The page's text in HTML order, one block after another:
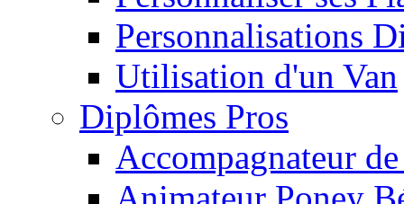
Personnalisations
Utilisation d'un Van
Diplômes Pros
Accompagnateur